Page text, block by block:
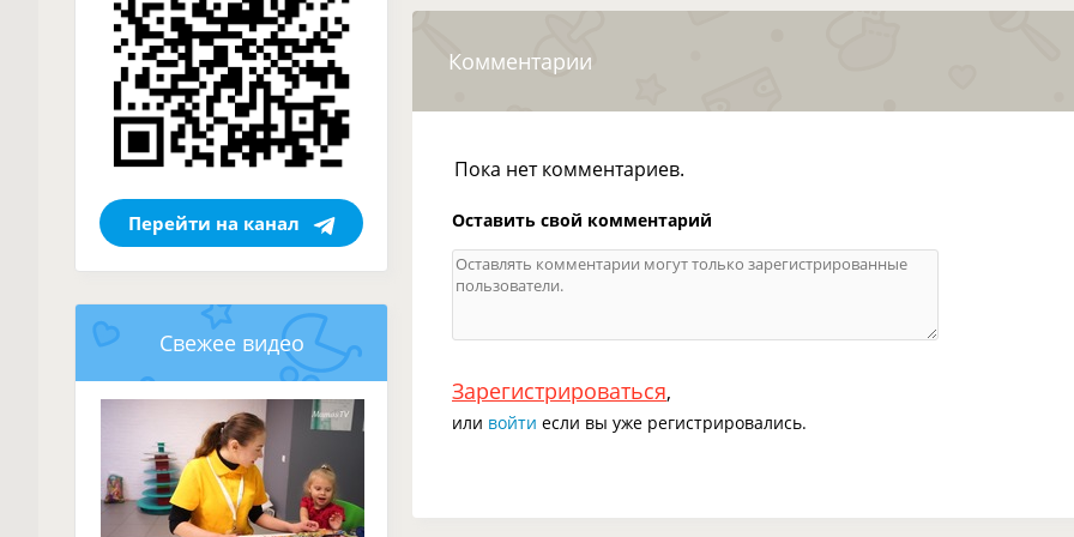
Комментарии
Пока нет комментариев.
Оставить свой комментарий
Зарегистрироваться,
или войти если вы уже регистрировались.
Перейти на канал
Свежее видео